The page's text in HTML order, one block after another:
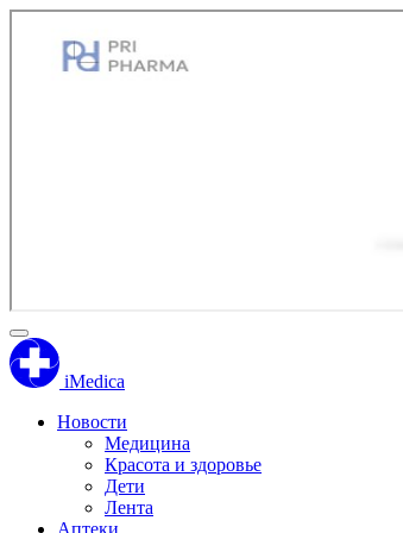
iMedica
Новости
Медицина
Красота и здоровье
Дети
Лента
Аптеки